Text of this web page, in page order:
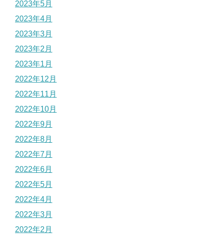
2023年5月
2023年4月
2023年3月
2023年2月
2023年1月
2022年12月
2022年11月
2022年10月
2022年9月
2022年8月
2022年7月
2022年6月
2022年5月
2022年4月
2022年3月
2022年2月